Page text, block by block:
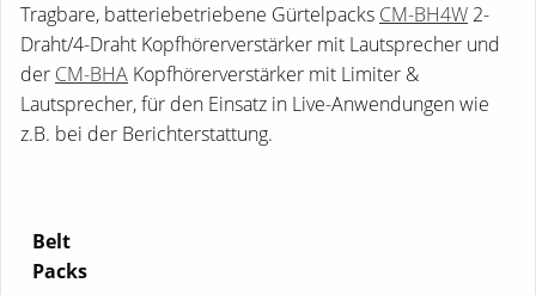
Tragbare, batteriebetriebene Gürtelpacks CM-BH4W 2-
Draht/4-Draht Kopfhörerverstärker mit Lautsprecher und
der CM-BHA Kopfhörerverstärker mit Limiter &
Lautsprecher, für den Einsatz in Live-Anwendungen wie
z.B. bei der Berichterstattung.
Belt
Packs